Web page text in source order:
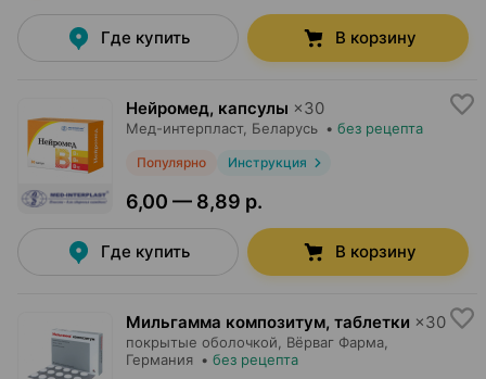
Где купить В корзину
Нейромед, капсулы ×30
Мед-интерпласт, Беларусь • без рецепта
Популярно Инструкция
6,00 — 8,89 р.
Где купить В корзину
Мильгамма композитум, таблетки ×30
покрытые оболочкой, Вёрваг Фарма
Германия • без рецепта